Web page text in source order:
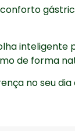
conforto
inteligente
de forma
no seu dia